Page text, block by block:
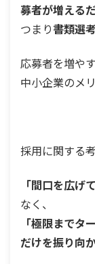
募者が増える
つまり書類選
応募者を増や
中小企業のメ
採用に関する
「間口を広げ
なく、
「極限までタ
だけを振り向